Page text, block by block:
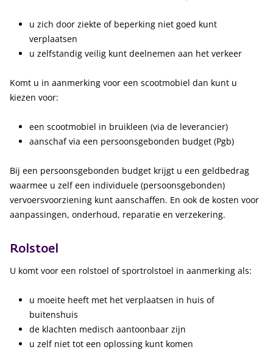
u zich door ziekte of beperking niet goed kunt
verplaatsen
u zelfstandig veilig kunt deelnemen aan het verkeer
Komt u in aanmerking voor een scootmobiel dan kunt u
kiezen voor:
een scootmobiel in bruikleen (via de leverancier)
aanschaf via een persoonsgebonden budget (Pgb)
Bij een persoonsgebonden budget krijgt u een geldbedrag
waarmee u zelf een individuele (persoonsgebonden)
vervoersvoorziening kunt aanschaffen. En ook de kosten voor
aanpassingen, onderhoud, reparatie en verzekering.
Rolstoel
U komt voor een rolstoel of sportrolstoel in aanmerking als:
u moeite heeft met het verplaatsen in huis of
buitenshuis
de klachten medisch aantoonbaar zijn
u zelf niet tot een oplossing kunt komen